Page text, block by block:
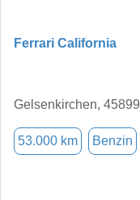
Ferrari California
Gelsenkirchen, 45899
53.000 km Benzin